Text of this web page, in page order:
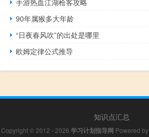
90年属猴多大年龄
“日夜春风吹”的出处是哪里
欧姆定律公式推导
知识点汇总
Copyright © 2012 - 2026 学习计划指导网 Powered by